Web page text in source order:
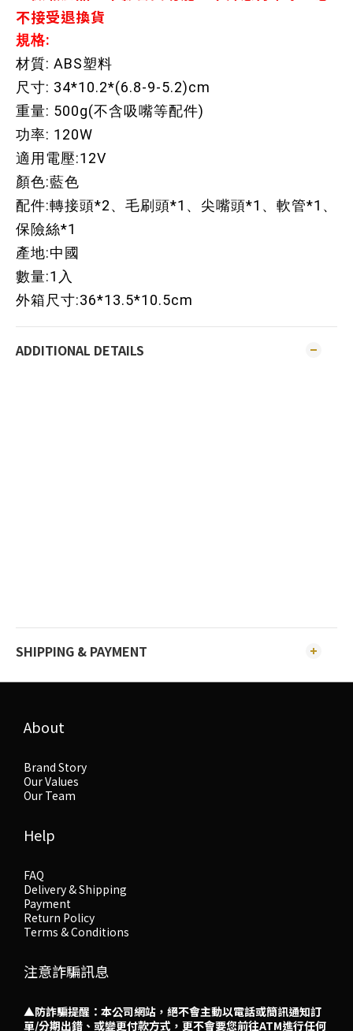
不接受退換貨
規格:
材質: ABS塑料
尺寸: 34*10.2*(6.8-9-5.2)cm
重量: 500g(不含吸嘴等配件)
功率: 120W
適用電壓:12V
顏色:藍色
配件:轉接頭*2、毛刷頭*1、尖嘴頭*1、軟管*1、
保險絲*1
產地:中國
數量:1入
外箱尺寸:36*13.5*10.5cm
ADDITIONAL DETAILS
SHIPPING & PAYMENT
About
Brand Story
Our Values
Our Team
Help
FAQ
Delivery & Shipping
Payment
Return Policy
Terms & Conditions
注意詐騙訊息
▲防詐騙提醒：本公司網站，絕不會主動以電話或簡訊通知訂
單/分期出錯、或變更付款方式，更不會要您前往ATM進行任何